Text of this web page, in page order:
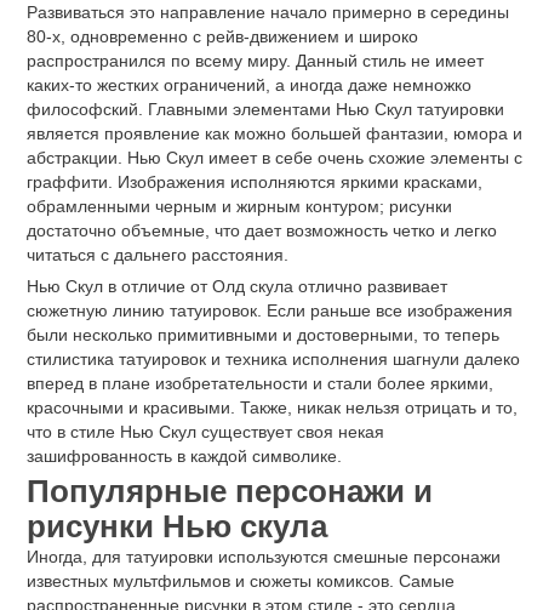
Развиваться это направление начало примерно в середины
80-х, одновременно с рейв-движением и широко
распространился по всему миру. Данный стиль не имеет
каких-то жестких ограничений, а иногда даже немножко
философский. Главными элементами Нью Скул татуировки
является проявление как можно большей фантазии, юмора и
абстракции. Нью Скул имеет в себе очень схожие элементы с
граффити. Изображения исполняются яркими красками,
обрамленными черным и жирным контуром; рисунки
достаточно объемные, что дает возможность четко и легко
читаться с дальнего расстояния.
Нью Скул в отличие от Олд скула отлично развивает
сюжетную линию татуировок. Если раньше все изображения
были несколько примитивными и достоверными, то теперь
стилистика татуировок и техника исполнения шагнули далеко
вперед в плане изобретательности и стали более яркими,
красочными и красивыми. Также, никак нельзя отрицать и то,
что в стиле Нью Скул существует своя некая
зашифрованность в каждой символике.
Популярные персонажи и
рисунки Нью скула
Иногда, для татуировки используются смешные персонажи
известных мультфильмов и сюжеты комиксов. Самые
распространенные рисунки в этом стиле - это сердца,